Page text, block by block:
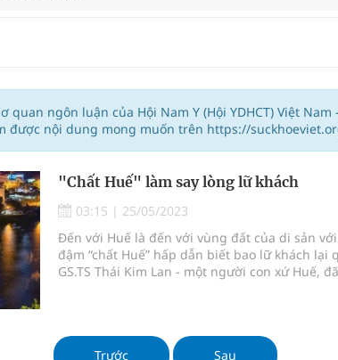
nách, bẹn, mông cực hiệu quả
Khuyến nghị của chuyên gia
y tế
bắt đầu từ trải nghiệm thực tế
dược liệu
mới trong phòng ngừa ung thư
quản lý chất lượng thuốc
quan ngôn luận của Hội Nam Y (Hội YDHCT) Việt
được nội dung mong muốn trên https://
"Chất Huế" làm say lòng lữ khách
03:15 | 25/05/2023
Đến với Huế là đến với vùng đất của di sản
đậm “chất Huế” hấp dẫn biết bao lữ khách lại
GS.TS Thái Kim Lan - một người con xứ Huế,
Trước Sau